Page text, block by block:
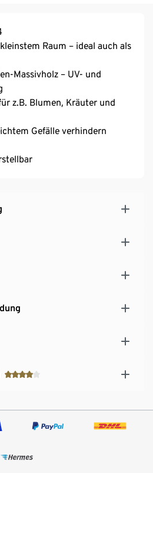
Raum – ideal auch als
Massivholz – UV- und
z.B. Blumen, Kräuter und
Gefälle verhindern